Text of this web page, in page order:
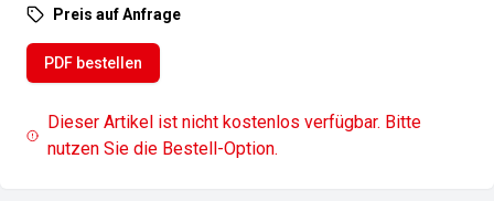
Preis auf Anfrage
PDF bestellen
Dieser Artikel ist nicht kostenlos verfügbar. Bitte
nutzen Sie die Bestell-Option.